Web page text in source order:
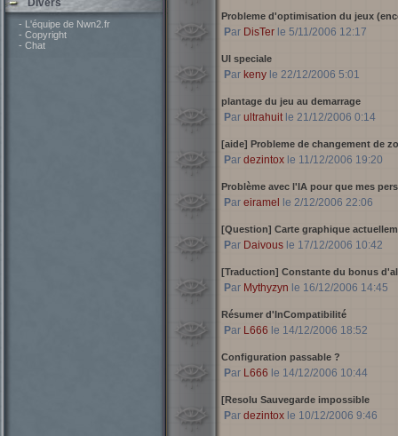
Divers
- L'équipe de Nwn2.fr
- Copyright
- Chat
Probleme d'optimisation du jeux
Par DisTerle 5/11/2006 12:17
UI speciale
Par kenyle 22/12/2006 5:01
plantage du jeu au demarrage
Par ultrahuitle 21/12/2006 0:14
[aide] Probleme de changement de
Par dezintoxle 11/12/2006 19:20
Problème avec l'IA pour que mes
Par eiramel le 2/12/2006 22:06
[Question] Carte graphique
Par Daivousle 17/12/2006 10:42
[Traduction] Constante du bonus
Par Mythyzyn le 16/12/2006 14:45
Résumer d'InCompatibilité
Par L666 le 14/12/2006 18:52
Configuration passable ?
Par L666 le 14/12/2006 10:44
[Resolu Sauvegarde impossible
Par dezintoxle 10/12/2006 9:46